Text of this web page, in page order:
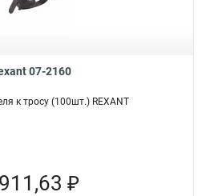
07-2160
к тросу (100шт.) REXANT
₽